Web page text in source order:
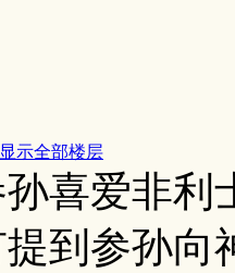
显示全部楼层
喜爱非利
到参孙向